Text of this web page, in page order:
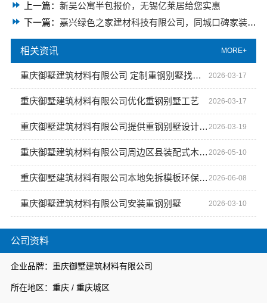
公司资料
企业品牌：重庆御墅建筑材料有限公司
所在地区：重庆 / 重庆城区
上一篇： 新吴公寓半包报价，无锡亿莱居给您实惠
下一篇： 嘉兴绿色之家建材科技有限公司，同城口碑家装机构实惠来袭
相关资讯 MORE+
重庆御墅建筑材料有限公司 定制重钢别墅找御墅建材 2026-03-17
重庆御墅建筑材料有限公司优化重钢别墅工艺 2026-03-17
重庆御墅建筑材料有限公司提供重钢别墅设计施工 2026-03-19
重庆御墅建筑材料有限公司周边区县装配式木模售后保障 2026-05-10
重庆御墅建筑材料有限公司本地免拆模板环保材料每平米价格 2026-06-08
重庆御墅建筑材料有限公司安装重钢别墅 2026-03-10